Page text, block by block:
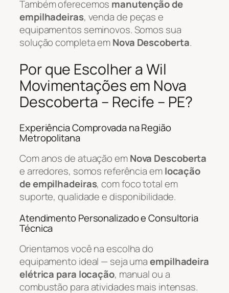
Também oferecemos manutenção de
empilhadeiras, venda de peças e
equipamentos seminovos. Somos sua
solução completa emNova Descoberta.
Por que Escolher a Wil
Movimentações em Nova
Descoberta – Recife – PE?
Experiência Comprovada na Região
Metropolitana
Com anos de atuação emNova Descoberta
e arredores, somos referência emlocação
de empilhadeiras, com foco total em
suporte, qualidade e disponibilidade.
Atendimento Personalizado e Consultoria
Técnica
Orientamos você na escolha do
equipamento ideal — seja umaempilhadeira
elétrica para locação, manual ou a
combustão para atividades mais intensas.